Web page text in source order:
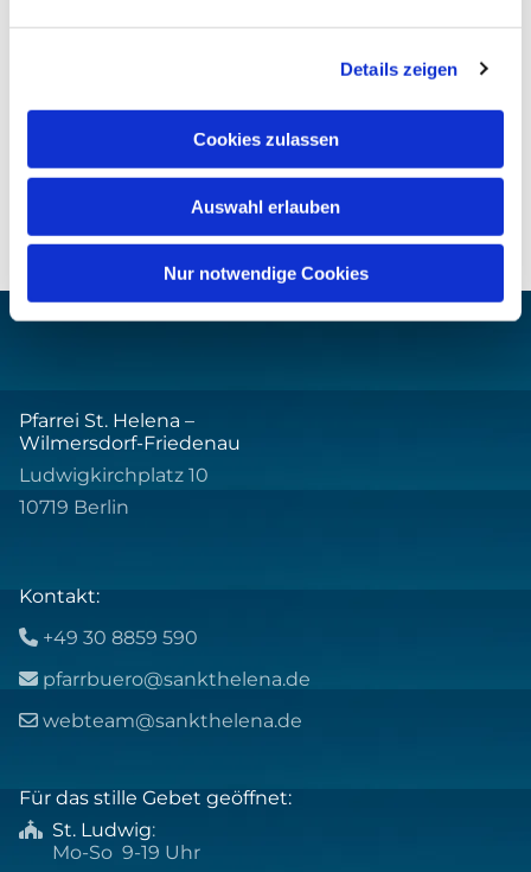
Details zeigen
Cookies zulassen
Auswahl erlauben
Nur notwendige Cookies
Pfarrei St. Helena –
Wilmersdorf-Friedenau
Ludwigkirchplatz 10
10719 Berlin
Kontakt:
 +49 30 8859 590
 pfarrbuero@sankthelena.de
 webteam@sankthelena.de
Für das stille Gebet geöffnet:
 St. Ludwig:
Mo-So 9-19 Uhr